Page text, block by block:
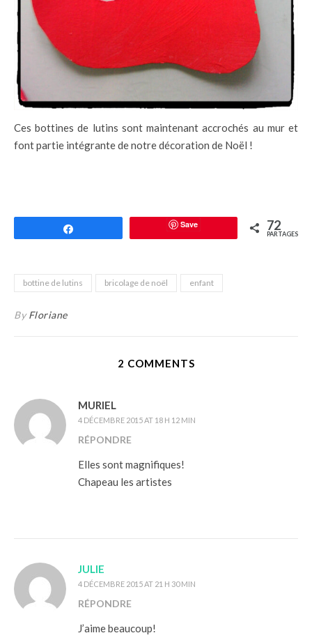
Ces bottines de lutins sont maintenant accrochés au mur et
font partie intégrante de notre décoration de Noël !
Save 72
PARTAGES
bottine de lutins bricolage de noël enfant
ByFloriane
2 COMMENTS
MURIEL
4 DÉCEMBRE 2015 AT 18 H 12 MIN
RÉPONDRE
Elles sont magnifiques!
Chapeau les artistes
JULIE
4 DÉCEMBRE 2015 AT 21 H 30 MIN
RÉPONDRE
J’aime beaucoup!